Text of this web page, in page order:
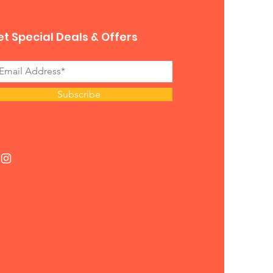
Special Deals & Offers
Subscribe